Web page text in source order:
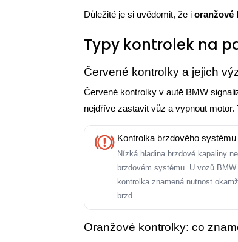
Důležité je si uvědomit, že i oranžové
Typy kontrolek na
Červené kontrolky a jejich
Červené kontrolky v autě BMW
nejdříve zastavit vůz a vypnout
Kontrolka brzdového systému
Nízká hladina brzdové kapaliny
brzdovém systému. U vozů
kontrolka znamená nutnost
brzd.
Oranžové kontrolky: co